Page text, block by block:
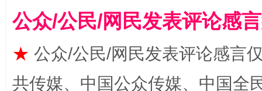
全民健身五年计划来了！等你上场
公众/公民/网民发表评论感
★ 公众/公民/网民发表评论感言
共传媒、中国公众传媒、中国全